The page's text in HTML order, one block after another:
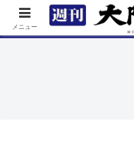
TOP 特集 ニュー
メニュー